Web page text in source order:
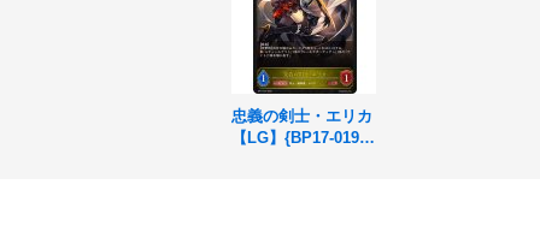
忠義の剣士・エリカ
【LG】{BP17-019}